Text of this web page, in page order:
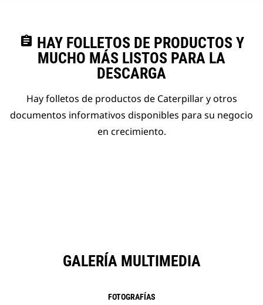
assignment HAY FOLLETOS DE PRODUCTOS Y
MUCHO MÁS LISTOS PARA LA
DESCARGA
Hay folletos de productos de Caterpillar y otros
documentos informativos disponibles para su negocio
en crecimiento.
GALERÍA MULTIMEDIA
FOTOGRAFÍAS